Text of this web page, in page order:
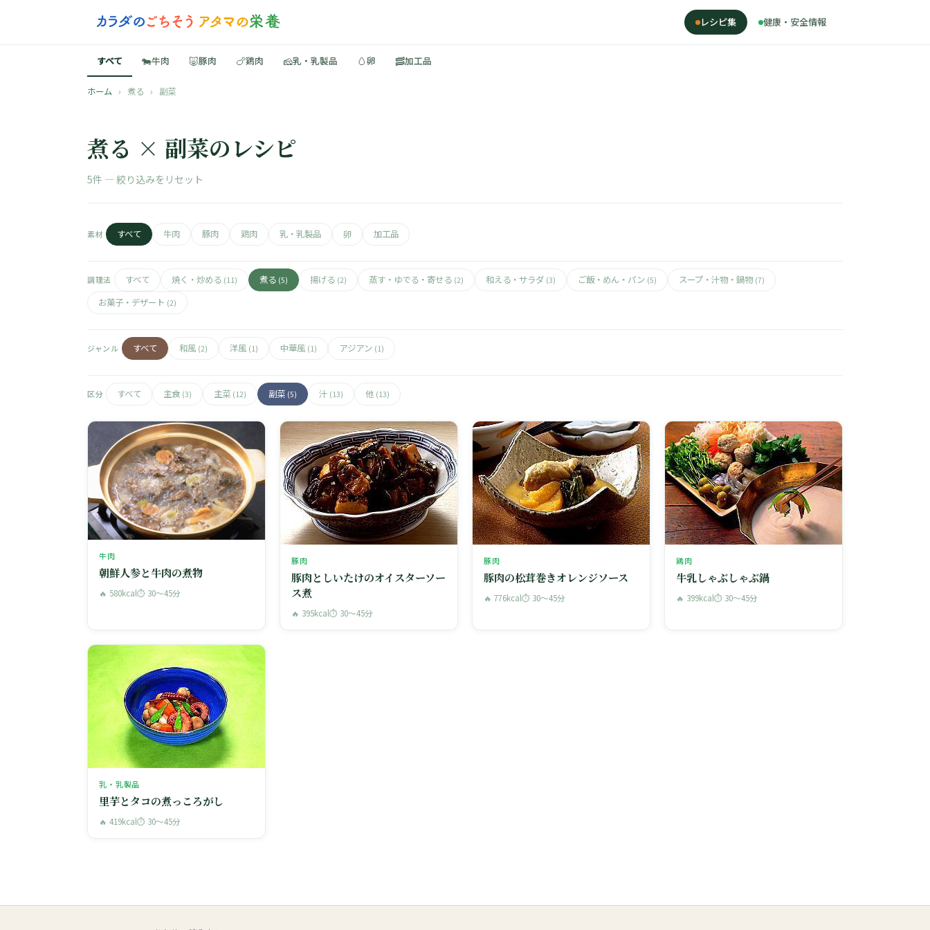
レシピ集 健康・安全情報
すべて 🐄牛肉 🐷豚肉 🍗鶏肉 🧀乳・乳製品 🥚卵 🥓加工品
ホーム › 煮る › 副菜
煮る × 副菜のレシピ
5件 — 絞り込みをリセット
素材 すべて 牛肉 豚肉 鶏肉 乳・乳製品 卵 加工品
調理法 すべて 焼く・炒める (11) 煮る (5) 揚げる (2) 蒸す・ゆでる・寄せる (2) 和える・サラダ (3) ご飯・めん・パン (5) スープ・汁物・鍋物 (7)
お菓子・デザート (2)
ジャンル すべて 和風 (2) 洋風 (1) 中華風 (1) アジアン (1)
区分 すべて 主食 (3) 主菜 (12) 副菜 (5) 汁 (13) 他 (13)
牛肉
朝鮮人参と牛肉の煮物
🔥 580kcal⏱ 30〜45分
豚肉
豚肉としいたけのオイスターソー
ス煮
🔥 395kcal⏱ 30〜45分
豚肉
豚肉の松茸巻きオレンジソース
🔥 776kcal⏱ 30〜45分
鶏肉
牛乳しゃぶしゃぶ鍋
🔥 399kcal⏱ 30〜45分
乳・乳製品
里芋とタコの煮っころがし
🔥 419kcal⏱ 30〜45分